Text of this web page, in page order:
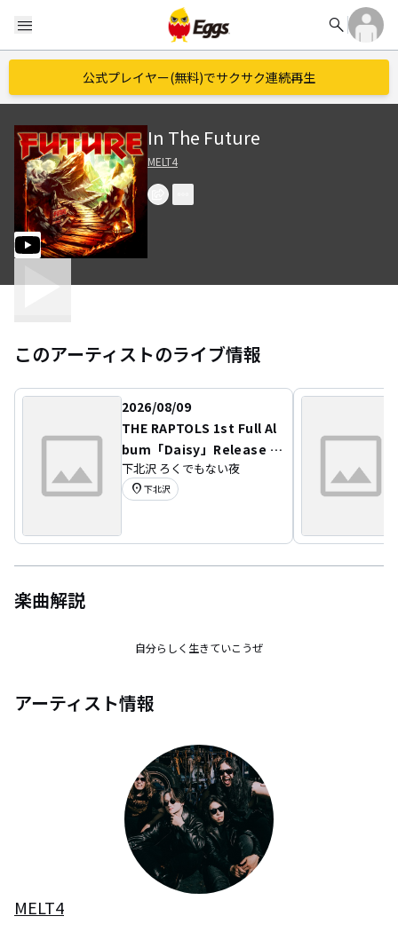
menu search
公式プレイヤー(無料)でサクサク連続再生
In The Future
MELT4
このアーティストのライブ情報
2026/08/09
THE RAPTOLS 1st Full Al
bum「Daisy」Release Ev
ent Day2『RAPTOL ADDI
CT vol.13』
下北沢 ろくでもない夜
location_on 下北沢
楽曲解説
自分らしく生きていこうぜ
アーティスト情報
MELT4